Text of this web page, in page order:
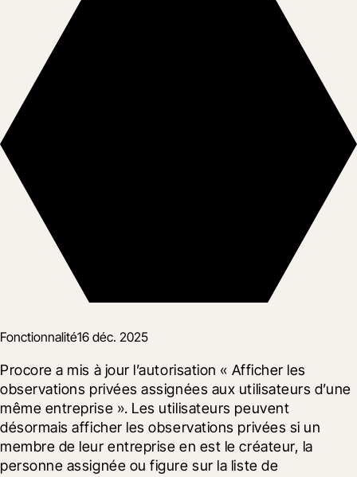
Fonctionnalité16 déc. 2025
Procore a mis à jour l’autorisation « Afficher les
observations privées assignées aux utilisateurs d’une
même entreprise ». Les utilisateurs peuvent
désormais afficher les observations privées si un
membre de leur entreprise en est le créateur, la
personne assignée ou figure sur la liste de